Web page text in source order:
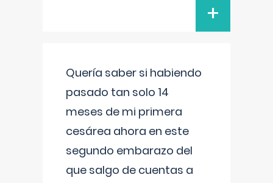
+
Quería saber si habiendo
pasado tan solo 14
meses de mi primera
cesárea ahora en este
segundo embarazo del
que salgo de cuentas a